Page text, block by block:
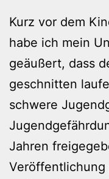
Kurz vor dem
habe ich mein
geäußert, dass
geschnitten
schwere
Jahren
Veröffentlichung